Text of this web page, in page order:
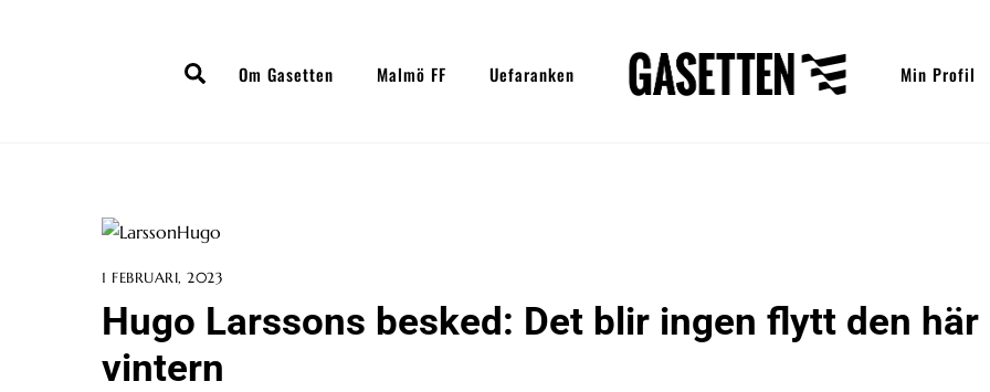
SearchOm Gasetten Malmö FF Uefaranken Min Profil
1 FEBRUARI, 2023
Hugo Larssons besked: Det blir ingen flytt den här
vintern